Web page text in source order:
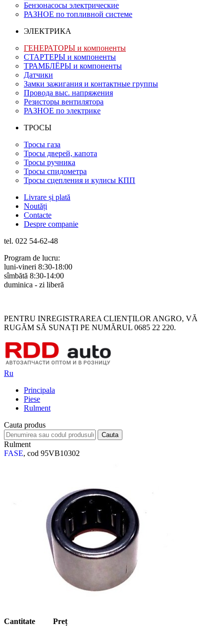
Бензонасосы электрические
РАЗНОЕ по топливной системе
ЭЛЕКТРИКА
ГЕНЕРАТОРЫ и компоненты
СТАРТЕРЫ и компоненты
ТРАМБЛЁРЫ и компоненты
Датчики
Замки зажигания и контактные группы
Провода выс. напряжения
Резисторы вентилятора
РАЗНОЕ по электрике
ТРОСЫ
Тросы газа
Тросы дверей, капота
Тросы ручника
Тросы спидометра
Тросы сцепления и кулисы КПП
Livrare și plată
Noutăți
Contacte
Despre companie
tel. 022 54-62-48
Program de lucru:
luni-vineri 8:30-18:00
sîmbătă 8:30-14:00
duminica - zi liberă
PENTRU INREGISTRAREA CLIENȚILOR ANGRO, VĂ
RUGĂM SĂ SUNAȚI PE NUMĂRUL 0685 22 220.
Ru
Principala
Piese
Rulment
Cauta produs
Rulment
FASE, cod 95VB10302
Cantitate Preț